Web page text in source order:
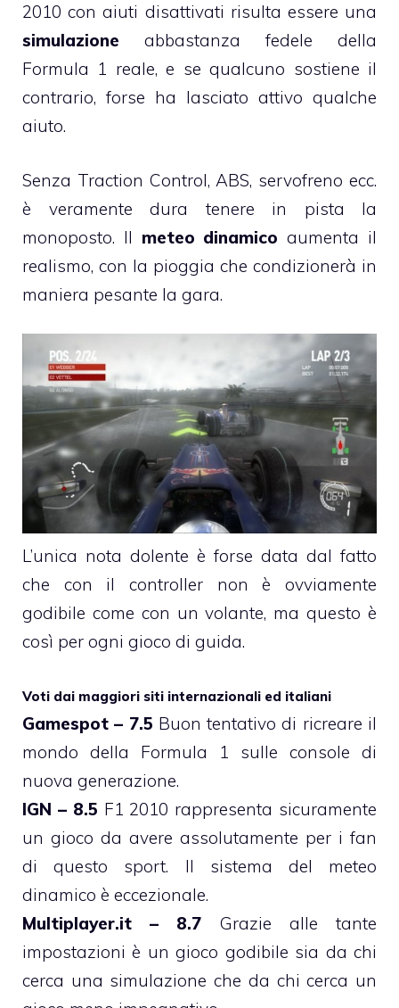
2010 con aiuti disattivati risulta essere una
simulazione abbastanza fedele della
Formula 1 reale, e se qualcuno sostiene il
contrario, forse ha lasciato attivo qualche
aiuto.
Senza Traction Control, ABS, servofreno ecc.
è veramente dura tenere in pista la
monoposto. Il meteo dinamico aumenta il
realismo, con la pioggia che condizionerà in
maniera pesante la gara.
L’unica nota dolente è forse data dal fatto
che con il controller non è ovviamente
godibile come con un volante, ma questo è
così per ogni gioco di guida.
Voti dai maggiori siti internazionali ed italiani
Gamespot – 7.5 Buon tentativo di ricreare il
mondo della Formula 1 sulle console di
nuova generazione.
IGN – 8.5 F1 2010 rappresenta sicuramente
un gioco da avere assolutamente per i fan
di questo sport. Il sistema del meteo
dinamico è eccezionale.
Multiplayer.it – 8.7 Grazie alle tante
impostazioni è un gioco godibile sia da chi
cerca una simulazione che da chi cerca un